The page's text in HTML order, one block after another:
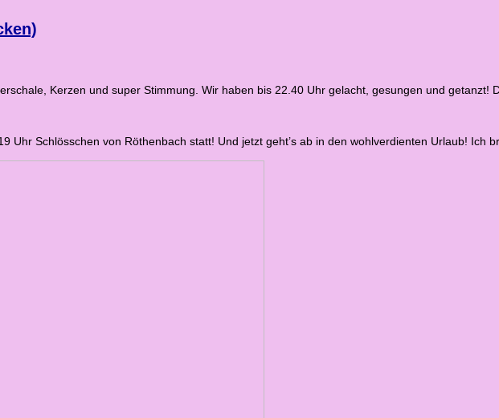
Kerzen und super Stimmung. Wir haben bis 22.40 Uhr gelacht, gesungen und getanzt!
Uhr Schlösschen von Röthenbach statt! Und jetzt geht’s ab in den wohlverdienten Urlaub! Ich